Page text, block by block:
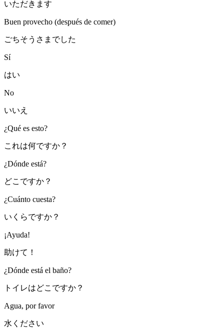
いただきます
Buen provecho (después de comer)
ごちそうさまでした
Sí
はい
No
いいえ
¿Qué es esto?
これは何ですか？
¿Dónde está?
どこですか？
¿Cuánto cuesta?
いくらですか？
¡Ayuda!
助けて！
¿Dónde está el baño?
トイレはどこですか？
Agua, por favor
水ください